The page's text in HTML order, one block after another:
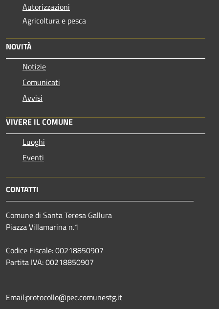
Autorizzazioni
Agricoltura e pesca
NOVITÀ
Notizie
Comunicati
Avvisi
VIVERE IL COMUNE
Luoghi
Eventi
CONTATTI
Comune di Santa Teresa Gallura
Piazza Villamarina n.1
Codice Fiscale: 00218850907
Partita IVA: 00218850907
Email:protocollo@pec.comunestg.it